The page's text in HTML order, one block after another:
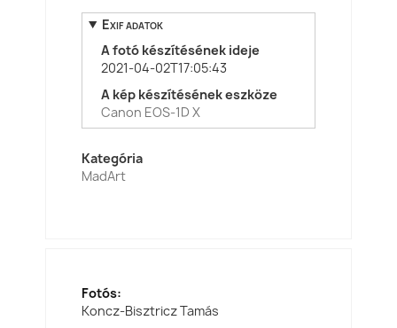
Exif adatok
A fotó készítésének ideje
2021-04-02T17:05:43
A kép készítésének eszköze
Canon EOS-1D X
Kategória
MadArt
Fotós:
Koncz-Bisztricz Tamás